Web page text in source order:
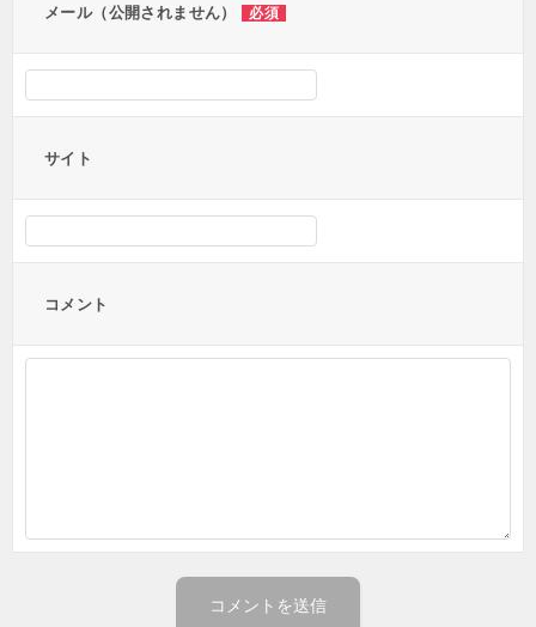
メール（公開されません） 必須
サイト
コメント